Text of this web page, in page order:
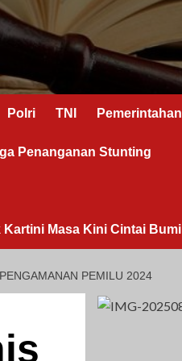
Polri TNI Pemerintahan
Penanganan Stunting
Masa Kini Cintai Bumi
PEMILU 2024